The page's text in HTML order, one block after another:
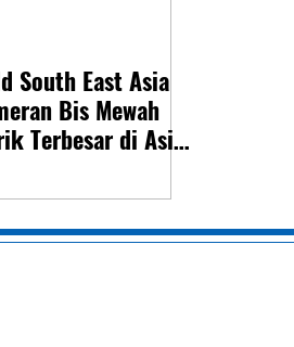
South East Asia
Bis Mewah
Terbesar di Asia